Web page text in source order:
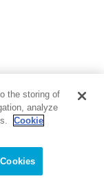
・演劇
the storing of
analyze
Cookie